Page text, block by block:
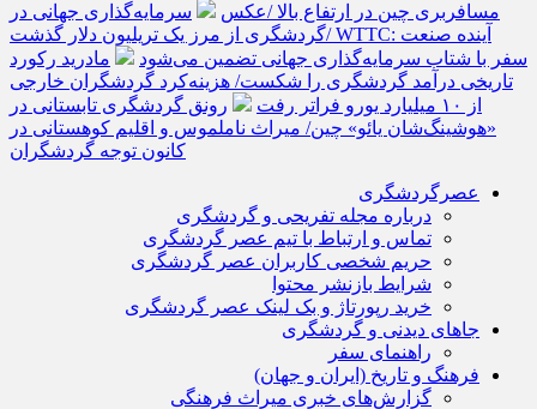
مسافربری چین در ارتفاع بالا /عکس
سرمایه‌گذاری جهانی در
گردشگری از مرز یک تریلیون دلار گذشت/ WTTC: آینده صنعت
سفر با شتاب سرمایه‌گذاری جهانی تضمین می‌شود
مادرید رکورد
تاریخی درآمد گردشگری را شکست/ هزینه‌کرد گردشگران خارجی
از ۱۰ میلیارد یورو فراتر رفت
رونق گردشگری تابستانی در
«هوشینگ‌شان یائو» چین/ میراث ناملموس و اقلیم کوهستانی در
کانون توجه گردشگران
عصرگردشگری
درباره مجله تفریحی و گردشگری
تماس و ارتباط با تیم عصر گردشگری
حریم شخصی کاربران عصر گردشگری
شرایط بازنشر محتوا
خرید رپورتاژ و بک لینک عصر گردشگری
جاهای دیدنی و گردشگری
راهنمای سفر
فرهنگ و تاریخ (ایران و جهان)
گزارش‌های خبری میراث فرهنگی